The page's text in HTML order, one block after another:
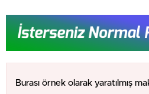
Burası örnek olarak yaratılmış